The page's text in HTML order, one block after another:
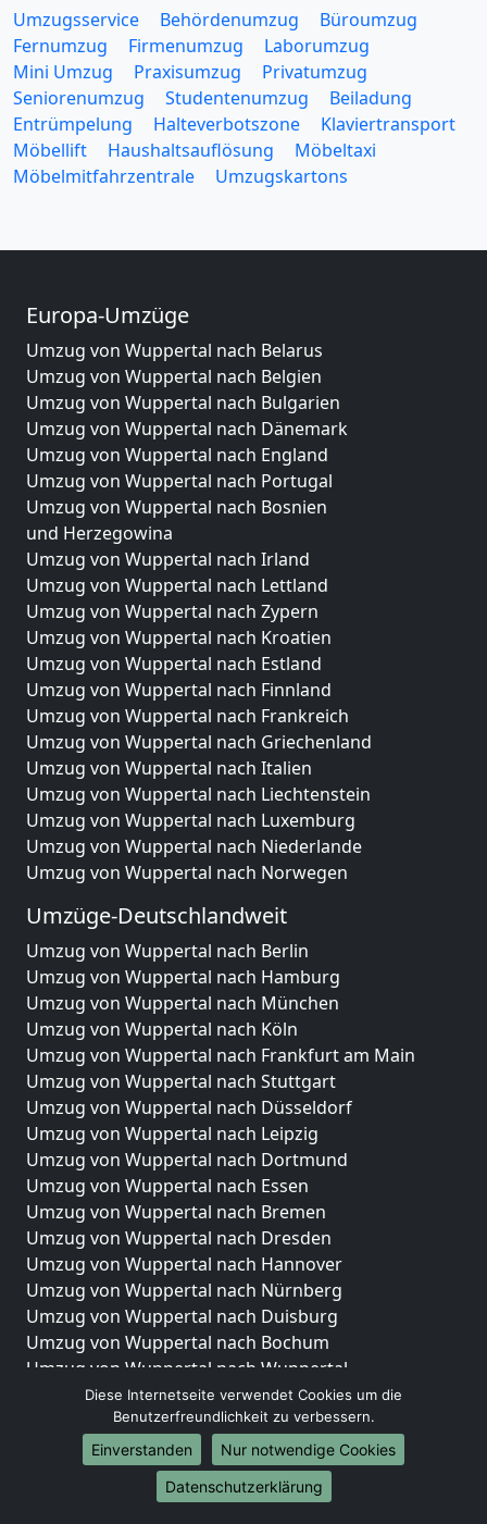
Umzugsservice Behördenumzug
Büroumzug
Fernumzug
Firmenumzug
Laborumzug
Mini Umzug
Praxisumzug
Privatumzug
Seniorenumzug
Studentenumzug
Beiladung
Entrümpelung
Halteverbotszone
Klaviertransport
Möbellift
Haushaltsauflösung
Möbeltaxi
Möbelmitfahrzentrale
Umzugskartons
Europa-Umzüge
Umzug von Wuppertal nach Belarus
Umzug von Wuppertal nach Belgien
Umzug von Wuppertal nach Bulgarien
Umzug von Wuppertal nach Dänemark
Umzug von Wuppertal nach England
Umzug von Wuppertal nach Portugal
Umzug von Wuppertal nach Bosnien
und Herzegowina
Umzug von Wuppertal nach Irland
Umzug von Wuppertal nach Lettland
Umzug von Wuppertal nach Zypern
Umzug von Wuppertal nach Kroatien
Umzug von Wuppertal nach Estland
Umzug von Wuppertal nach Finnland
Umzug von Wuppertal nach Frankreich
Umzug von Wuppertal nach Griechenland
Umzug von Wuppertal nach Italien
Umzug von Wuppertal nach Liechtenstein
Umzug von Wuppertal nach Luxemburg
Umzug von Wuppertal nach Niederlande
Umzug von Wuppertal nach Norwegen
Umzüge-Deutschlandweit
Umzug von Wuppertal nach Berlin
Umzug von Wuppertal nach Hamburg
Umzug von Wuppertal nach München
Umzug von Wuppertal nach Köln
Umzug von Wuppertal nach Frankfurt am Main
Umzug von Wuppertal nach Stuttgart
Umzug von Wuppertal nach Düsseldorf
Umzug von Wuppertal nach Leipzig
Umzug von Wuppertal nach Dortmund
Umzug von Wuppertal nach Essen
Umzug von Wuppertal nach Bremen
Umzug von Wuppertal nach Dresden
Umzug von Wuppertal nach Hannover
Umzug von Wuppertal nach Nürnberg
Umzug von Wuppertal nach Duisburg
Umzug von Wuppertal nach Bochum
Umzug von Wuppertal nach Wuppertal
Umzug von Wuppertal nach Bielefeld
Umzug von Wuppertal nach Bonn
Umzug von Wuppertal nach Münster
Internationale-Umzüge
Diese Internetseite verwendet Cookies um die
Benutzerfreundlichkeit zu verbessern.
Einverstanden
Nur notwendige Cookies
Datenschutzerklärung